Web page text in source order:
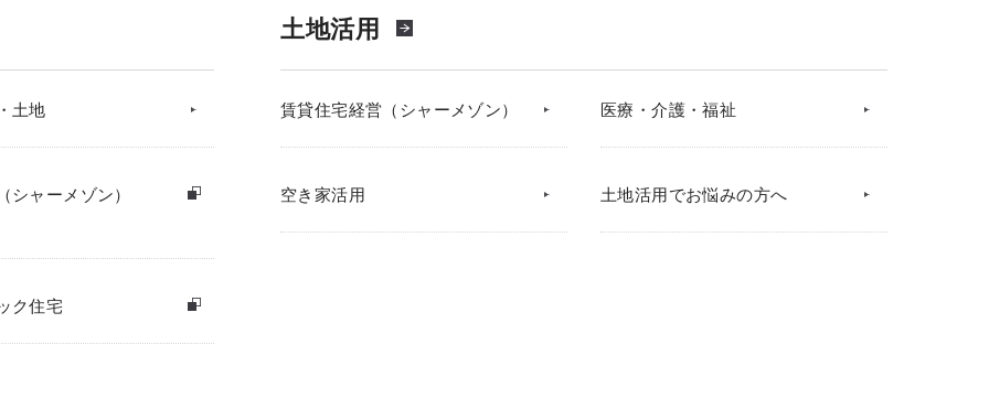
土地
シャーメゾン）
ク住宅
土地活用
賃貸住宅経営（シャーメゾン） 医療・介護・福祉
空き家活用 土地活用でお悩みの方へ